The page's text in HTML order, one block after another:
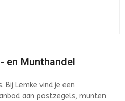
en Munthandel
Bij Lemke vind je een
aan postzegels, munten